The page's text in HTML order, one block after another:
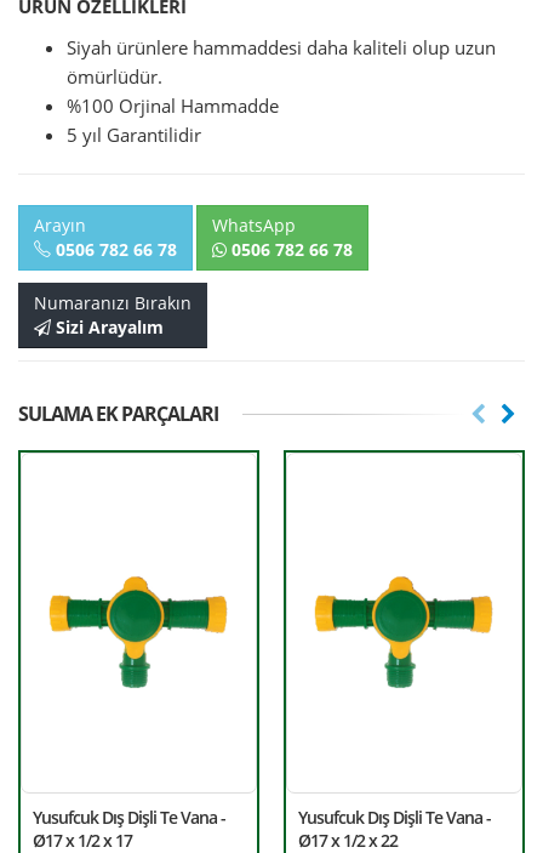
ÜRÜN ÖZELLİKLERİ
Siyah ürünlere hammaddesi daha kaliteli olup uzun
ömürlüdür.
%100 Orjinal Hammadde
5 yıl Garantilidir
Arayın
0506 782 66 78
WhatsApp
0506 782 66 78
Numaranızı Bırakın
Sizi Arayalım
SULAMA EK PARÇALARI
Yusufcuk Dış Dişli Te Vana -
Ø17 x 1/2 x 17
Yusufcuk Dış Dişli Te Vana -
Ø17 x 1/2 x 22